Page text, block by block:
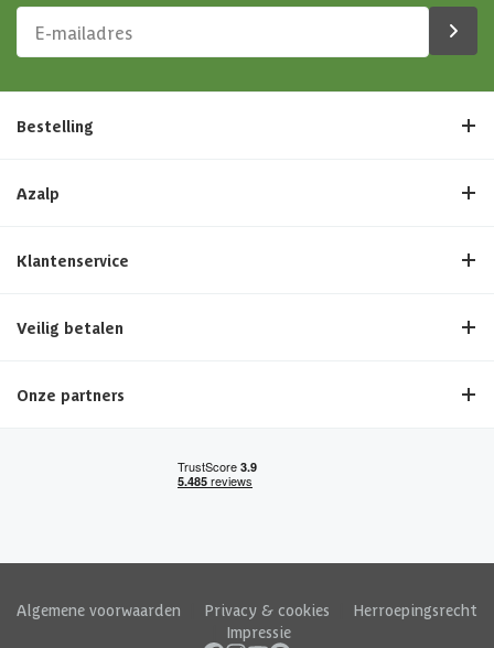
Bestelling
Azalp
Klantenservice
Veilig betalen
Onze partners
Algemene voorwaarden Privacy & cookies
Herroepingsrecht
Impressie